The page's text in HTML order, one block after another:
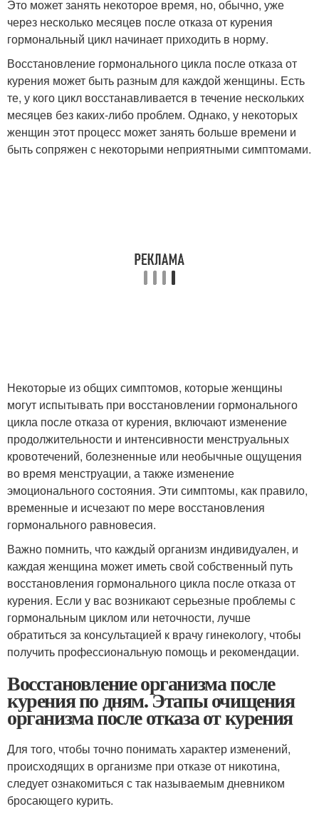
Это может занять некоторое время, но, обычно, уже
через несколько месяцев после отказа от курения
гормональный цикл начинает приходить в норму.
Восстановление гормонального цикла после отказа от
курения может быть разным для каждой женщины. Есть
те, у кого цикл восстанавливается в течение нескольких
месяцев без каких-либо проблем. Однако, у некоторых
женщин этот процесс может занять больше времени и
быть сопряжен с некоторыми неприятными симптомами.
Некоторые из общих симптомов, которые женщины
могут испытывать при восстановлении гормонального
цикла после отказа от курения, включают изменение
продолжительности и интенсивности менструальных
кровотечений, болезненные или необычные ощущения
во время менструации, а также изменение
эмоционального состояния. Эти симптомы, как правило,
временные и исчезают по мере восстановления
гормонального равновесия.
Важно помнить, что каждый организм индивидуален, и
каждая женщина может иметь свой собственный путь
восстановления гормонального цикла после отказа от
курения. Если у вас возникают серьезные проблемы с
гормональным циклом или неточности, лучше
обратиться за консультацией к врачу гинекологу, чтобы
получить профессиональную помощь и рекомендации.
Восстановление организма после
курения по дням. Этапы очищения
организма после отказа от курения
Для того, чтобы точно понимать характер изменений,
происходящих в организме при отказе от никотина,
следует ознакомиться с так называемым дневником
бросающего курить.